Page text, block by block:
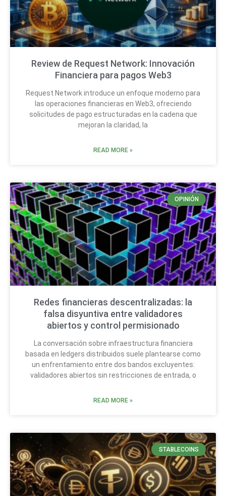
Review de Request Network: Innovación
Financiera para pagos Web3
Request Network introduce un enfoque moderno para
las operaciones financieras en Web3, ofreciendo
solicitudes de pago estructuradas en la cadena que
mejoran la claridad, la
READ MORE »
OPINIÓN
Redes financieras descentralizadas: la
falsa disyuntiva entre validadores
abiertos y control permisionado
La conversación sobre infraestructura financiera
basada en ledgers distribuidos suele plantearse como
un enfrentamiento entre dos bandos excluyentes:
validadores abiertos sin restricciones de entrada, o
READ MORE »
STABLECOINS